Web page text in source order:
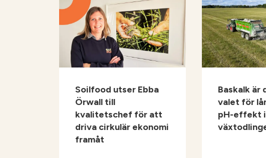
Soilfood utser Ebba
Örwall till
kvalitetschef för att
driva cirkulär ekonomi
framåt
Baskalk är
valet för
pH-effekt i